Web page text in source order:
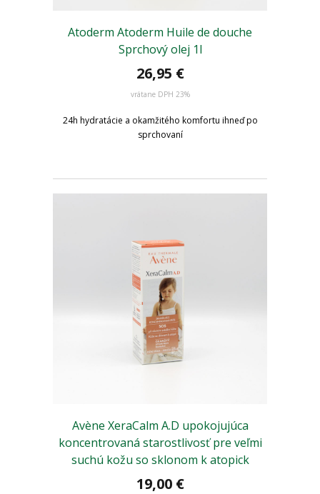
Atoderm Atoderm Huile de douche
Sprchový olej 1l
26,95 €
vrátane DPH 23%
24h hydratácie a okamžitého komfortu ihneď po
sprchovaní
Avène XeraCalm A.D upokojujúca
koncentrovaná starostlivosť pre veľmi
suchú kožu so sklonom k atopick
19,00 €